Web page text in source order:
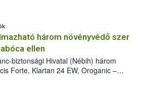
három növényvédő szer
ellen
biztonsági Hivatal (Nébih) három
Forte, Klartan 24 EW, Oroganic –
így azok a szüretet követően,
(BBCH 91) stádiumáig